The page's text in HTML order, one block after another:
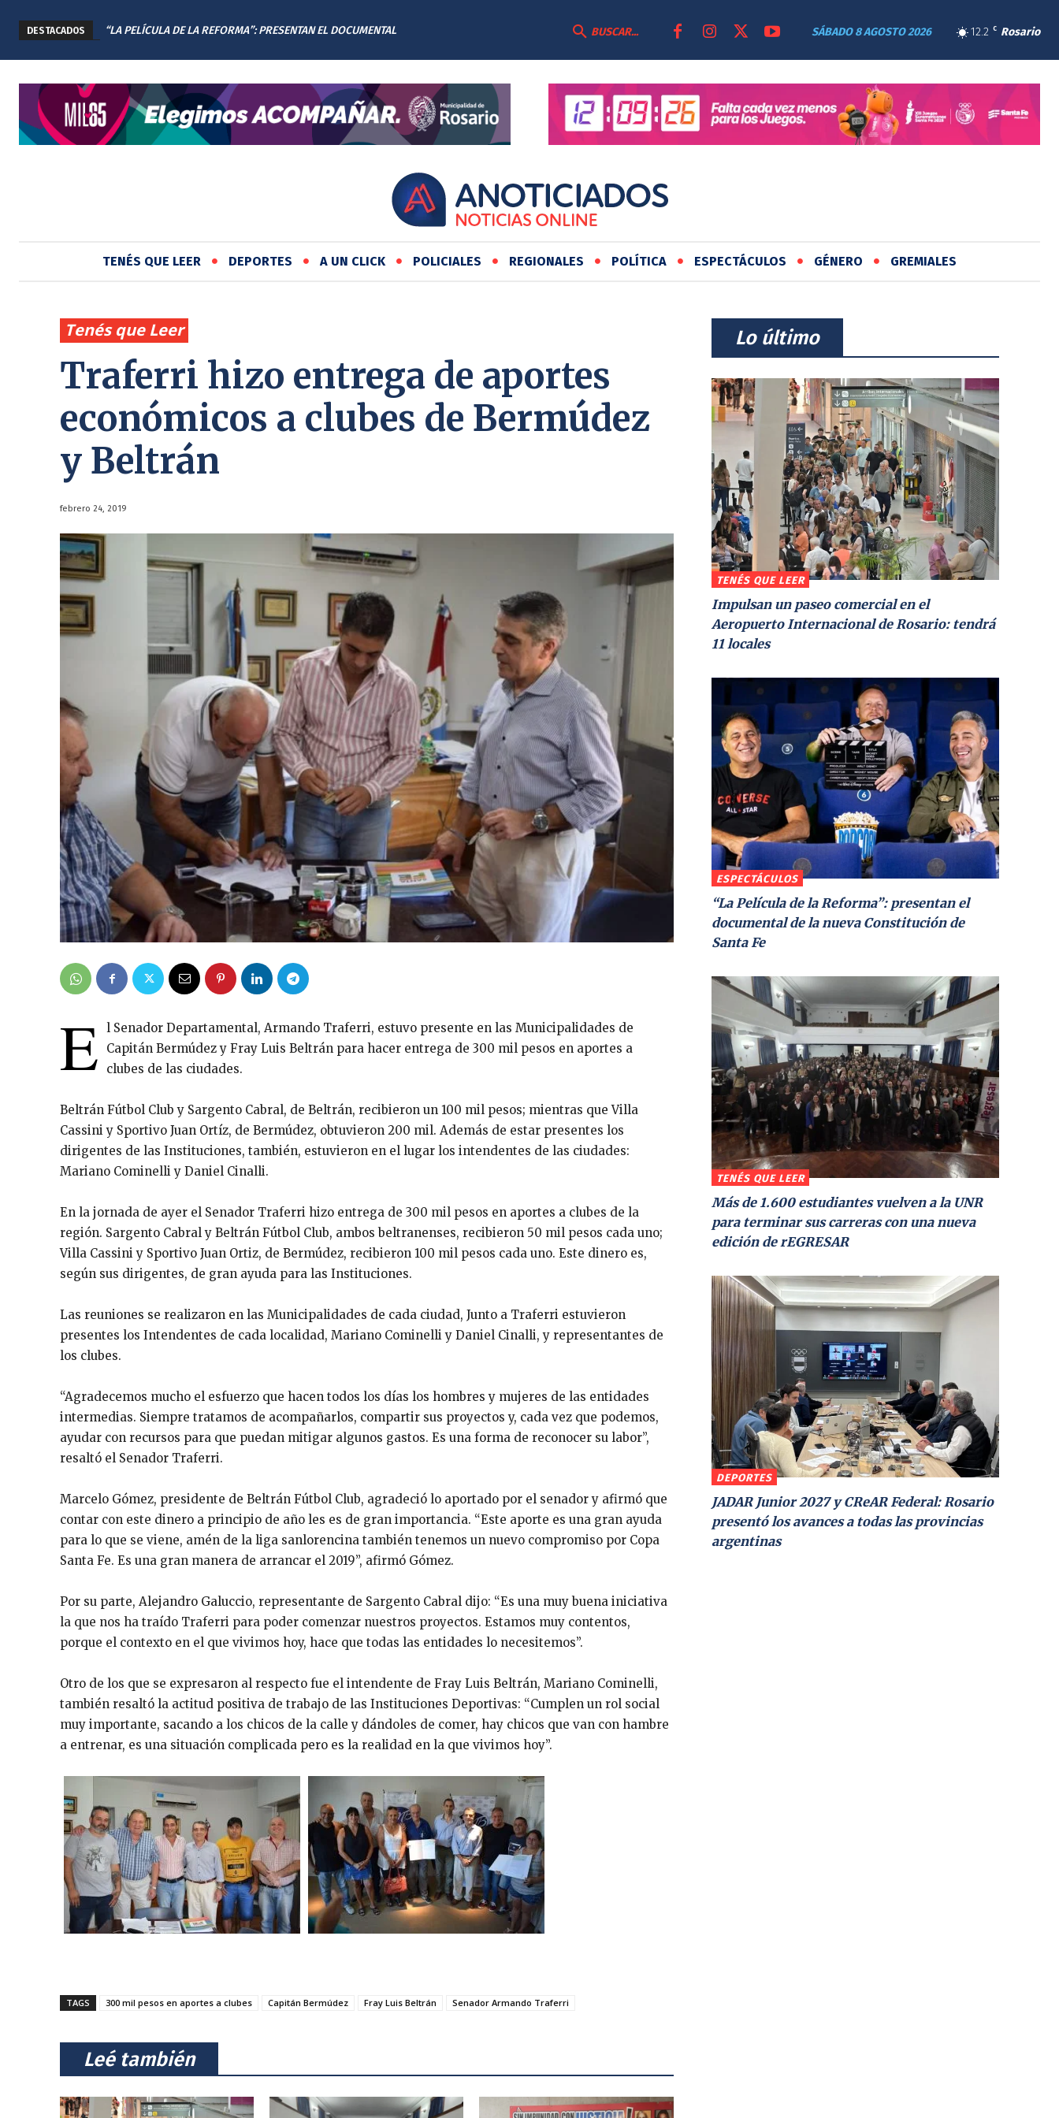
DESTACADOS
“LA PELÍCULA DE LA REFORMA”: PRESENTAN EL DOCUMENTAL
12.2 C Rosario
SÁBADO 8 AGOSTO 2026
BUSCAR...
TENÉS QUE LEER DEPORTES A UN CLICK POLICIALES REGIONALES POLÍTICA ESPECTÁCULOS GÉNERO GREMIALES
Tenés que Leer
Traferri hizo entrega de aportes
económicos a clubes de Bermúdez
y Beltrán
febrero 24, 2019
E l Senador Departamental, Armando Traferri, estuvo presente en las Municipalidades de
Capitán Bermúdez y Fray Luis Beltrán para hacer entrega de 300 mil pesos en aportes a
clubes de las ciudades.
Beltrán Fútbol Club y Sargento Cabral, de Beltrán, recibieron un 100 mil pesos; mientras que Villa
Cassini y Sportivo Juan Ortíz, de Bermúdez, obtuvieron 200 mil. Además de estar presentes los
dirigentes de las Instituciones, también, estuvieron en el lugar los intendentes de las ciudades:
Mariano Cominelli y Daniel Cinalli.
En la jornada de ayer el Senador Traferri hizo entrega de 300 mil pesos en aportes a clubes de la
región. Sargento Cabral y Beltrán Fútbol Club, ambos beltranenses, recibieron 50 mil pesos cada uno;
Villa Cassini y Sportivo Juan Ortiz, de Bermúdez, recibieron 100 mil pesos cada uno. Este dinero es,
según sus dirigentes, de gran ayuda para las Instituciones.
Las reuniones se realizaron en las Municipalidades de cada ciudad, Junto a Traferri estuvieron
presentes los Intendentes de cada localidad, Mariano Cominelli y Daniel Cinalli, y representantes de
los clubes.
“Agradecemos mucho el esfuerzo que hacen todos los días los hombres y mujeres de las entidades
intermedias. Siempre tratamos de acompañarlos, compartir sus proyectos y, cada vez que podemos,
ayudar con recursos para que puedan mitigar algunos gastos. Es una forma de reconocer su labor”,
resaltó el Senador Traferri.
Marcelo Gómez, presidente de Beltrán Fútbol Club, agradeció lo aportado por el senador y afirmó que
contar con este dinero a principio de año les es de gran importancia. “Este aporte es una gran ayuda
para lo que se viene, amén de la liga sanlorencina también tenemos un nuevo compromiso por Copa
Santa Fe. Es una gran manera de arrancar el 2019”, afirmó Gómez.
Por su parte, Alejandro Galuccio, representante de Sargento Cabral dijo: “Es una muy buena iniciativa
la que nos ha traído Traferri para poder comenzar nuestros proyectos. Estamos muy contentos,
porque el contexto en el que vivimos hoy, hace que todas las entidades lo necesitemos”.
Otro de los que se expresaron al respecto fue el intendente de Fray Luis Beltrán, Mariano Cominelli,
también resaltó la actitud positiva de trabajo de las Instituciones Deportivas: “Cumplen un rol social
muy importante, sacando a los chicos de la calle y dándoles de comer, hay chicos que van con hambre
a entrenar, es una situación complicada pero es la realidad en la que vivimos hoy”.
TAGS 300 mil pesos en aportes a clubes Capitán Bermúdez Fray Luis Beltrán Senador Armando Traferri
⠀Leé también⠀
⠀Lo último⠀
TENÉS QUE LEER
Impulsan un paseo comercial en el
Aeropuerto Internacional de Rosario: tendrá
11 locales
ESPECTÁCULOS
“La Película de la Reforma”: presentan el
documental de la nueva Constitución de
Santa Fe
TENÉS QUE LEER
Más de 1.600 estudiantes vuelven a la UNR
para terminar sus carreras con una nueva
edición de rEGRESAR
DEPORTES
JADAR Junior 2027 y CReAR Federal: Rosario
presentó los avances a todas las provincias
argentinas